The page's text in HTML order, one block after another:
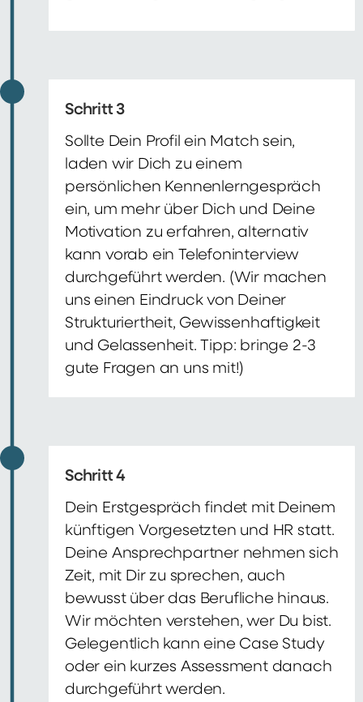
Schritt 3
Sollte Dein Profil ein Match sein,
laden wir Dich zu einem
persönlichen Kennenlerngespräch
ein, um mehr über Dich und Deine
Motivation zu erfahren, alternativ
kann vorab ein Telefoninterview
durchgeführt werden. (Wir machen
uns einen Eindruck von Deiner
Strukturiertheit, Gewissenhaftigkeit
und Gelassenheit. Tipp: bringe 2-3
gute Fragen an uns mit!)
Schritt 4
Dein Erstgespräch findet mit Deinem
künftigen Vorgesetzten und HR statt.
Deine Ansprechpartner nehmen sich
Zeit, mit Dir zu sprechen, auch
bewusst über das Berufliche hinaus.
Wir möchten verstehen, wer Du bist.
Gelegentlich kann eine Case Study
oder ein kurzes Assessment danach
durchgeführt werden.